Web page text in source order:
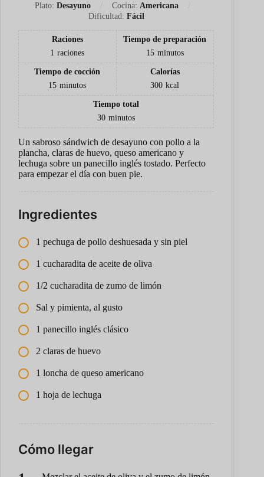
Plato:Desayuno Cocina: Americana
Dificultad: Fácil
Raciones
1 raciones
Tiempo de preparación
15 minutos
Tiempo de cocción
15 minutos
Calorías
300 kcal
Tiempo total
30 minutos
Un sabroso sándwich de desayuno con pollo a la
plancha, claras de huevo, queso americano y
lechuga sobre un panecillo inglés tostado. Perfecto
para empezar el día con buen pie.
Ingredientes
1 pechuga de pollo deshuesada y sin piel
1 cucharadita de aceite de oliva
1/2 cucharadita de zumo de limón
Sal y pimienta, al gusto
1 panecillo inglés clásico
2 claras de huevo
1 loncha de queso americano
1 hoja de lechuga
Cómo llegar